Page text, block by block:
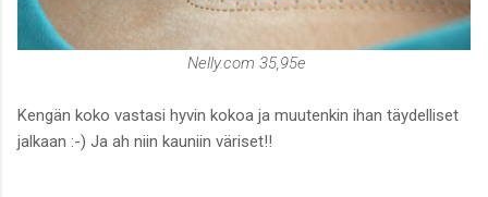
Nelly.com 35,95e
Kengän koko vastasi hyvin kokoa ja muutenkin ihan täydelliset
jalkaan :-) Ja ah niin kauniin väriset!!